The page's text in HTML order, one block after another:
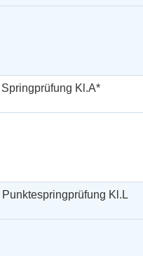
Springprüfung Kl.A*
Punktespringprüfung Kl.L